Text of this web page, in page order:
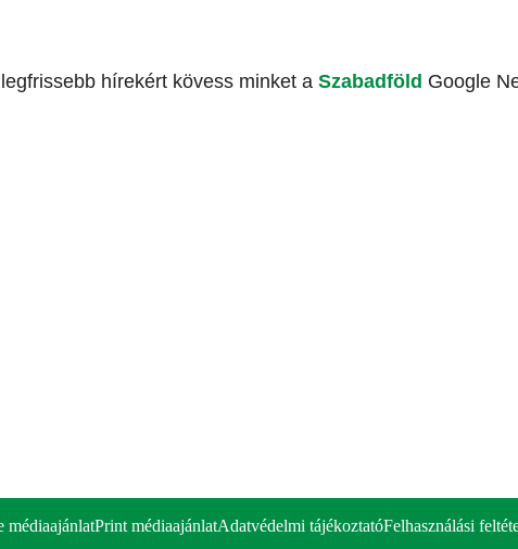
hírekért kövess minket a Szabadföld Google
médiaajánlatPrint médiaajánlatAdatvédelmi tájékoztatóFelhasználási